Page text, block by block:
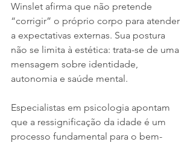
Winslet afirma que não pretende
“corrigir” o próprio corpo para atender
a expectativas externas. Sua postura
não se limita à estética: trata-se de uma
mensagem sobre identidade,
autonomia e saúde mental.
Especialistas em psicologia apontam
que a ressignificação da idade é um
processo fundamental para o bem-